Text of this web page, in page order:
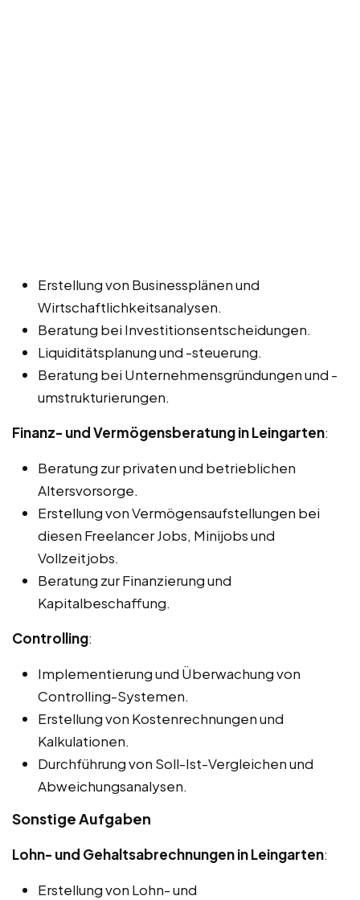
Erstellung von Businessplänen und
Wirtschaftlichkeitsanalysen.
Beratung bei Investitionsentscheidungen.
Liquiditätsplanung und -steuerung.
Beratung bei Unternehmensgründungen und -
umstrukturierungen.
Finanz- und Vermögensberatung in Leingarten:
Beratung zur privaten und betrieblichen
Altersvorsorge.
Erstellung von Vermögensaufstellungen bei
diesen Freelancer Jobs, Minijobs und
Vollzeitjobs.
Beratung zur Finanzierung und
Kapitalbeschaffung.
Controlling:
Implementierung und Überwachung von
Controlling-Systemen.
Erstellung von Kostenrechnungen und
Kalkulationen.
Durchführung von Soll-Ist-Vergleichen und
Abweichungsanalysen.
Sonstige Aufgaben
Lohn- und Gehaltsabrechnungen in Leingarten:
Erstellung von Lohn- und